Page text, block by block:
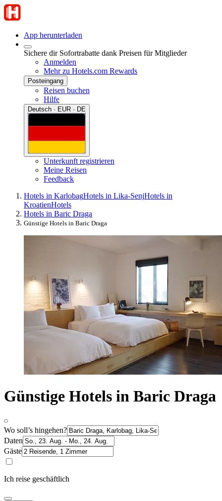
App herunterladen
Sichere dir Sofortrabatte dank Preisen für Mitglieder
Anmelden
Mehr zu Hotels.com Rewards
Posteingang
Reisen buchen
Hilfe
Deutsch · EUR · DE
Unterkunft registrieren
Meine Reisen
Feedback
Hotels in KarlobagHotels in Lika-SenjHotels in
KroatienHotels
Hotels in Baric Draga
Günstige Hotels in Baric Draga
Günstige Hotels in Baric Draga
Wo soll’s hingehen?
Daten
Gäste
Ich reise geschäftlich